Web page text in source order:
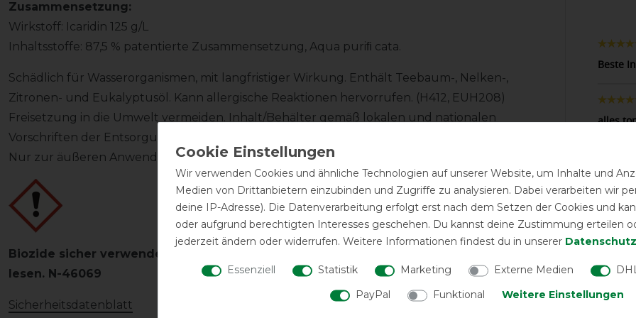
Zusammensetzung:
Wirkstoff: Icaridin 125 g/L
Inhaltsstoffe: 87,5 % patentierte Zusammensetzung, Aqua puriﬁ cata.
Schädlich für Wasserorganismen, mit langfristiger Wirkung. Enthält Teebaum-, Nelken-,
Zitronen- und Eukalyptusöl. Kann allergische Reaktionen hervorrufen. (H412, EUH208)
Freisetzung in die Umwelt vermeiden. Inhalt/Behälter gemäß lokalen und nationalen
Vorschriften der Entsorgung zuführen. (P273-P501 )
Nur zur äußeren Anwendung bei Pferden. Zum Einsprühen und Einreiben des Fells.
Biozide sicher verwenden! Vor Gebrauch stets Kennzeichnung und Produktinformation
lesen. N-46069
Sicherheitsdatenblatt
Beste
alles
Hilft
stinkt
Wir verwenden Cookies und ähnliche Technologien auf unserer Website, um Inhalte und
Medien von Drittanbietern einzubinden und Zugriffe zu analysieren. Dabei verarbeiten wir
deine IP-Adresse). Die Datenverarbeitung erfolgt erst nach dem Setzen der Cookies und
oder aufgrund berechtigten Interesses geschehen. Du kannst deine Zustimmung erteilen
jederzeit ändern oder widerrufen. Weitere Informationen findest du in unserer
Essenziell Statistik Marketing Externe Medien
PayPal
Funktional Weitere Einstellungen